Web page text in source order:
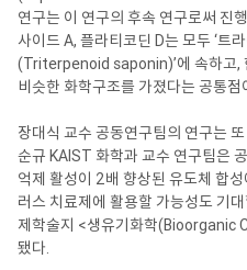
연구는 이 연구의 후속 연구로써 진
사이드 A, 플라티코딘 D는 모두 ‘트
(Triterpenoid saponin)’에 속하고,
비슷한 화학구조를 가졌다는 공통점
장대식 교수 공동연구팀의 연구는
순규 KAIST 화학과 교수 연구팀은
억제 활성이 2배 향상된 유도체 합
러스 치료제에 활용할 가능성도 기
제학술지 <생유기화학(Bioorganic
됐다.